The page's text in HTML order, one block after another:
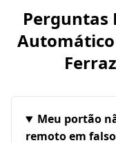
Perguntas
Meu portão
remoto em